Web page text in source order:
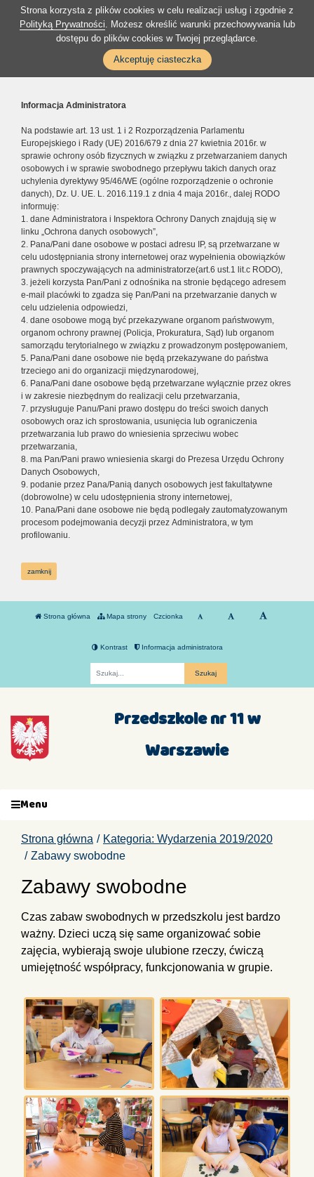
Strona korzysta z plików cookies w celu realizacji usług i zgodnie z
Polityką Prywatności. Możesz określić warunki przechowywania lub
dostępu do plików cookies w Twojej przeglądarce.
Akceptuję ciasteczka
Informacja Administratora
Na podstawie art. 13 ust. 1 i 2 Rozporządzenia Parlamentu
Europejskiego i Rady (UE) 2016/679 z dnia 27 kwietnia 2016r. w
sprawie ochrony osób fizycznych w związku z przetwarzaniem danych
osobowych i w sprawie swobodnego przepływu takich danych oraz
uchylenia dyrektywy 95/46/WE (ogólne rozporządzenie o ochronie
danych), Dz. U. UE. L. 2016.119.1 z dnia 4 maja 2016r., dalej RODO
informuję:
1. dane Administratora i Inspektora Ochrony Danych znajdują się w
linku „Ochrona danych osobowych”,
2. Pana/Pani dane osobowe w postaci adresu IP, są przetwarzane w
celu udostępniania strony internetowej oraz wypełnienia obowiązków
prawnych spoczywających na administratorze(art.6 ust.1 lit.c RODO),
3. jeżeli korzysta Pan/Pani z odnośnika na stronie będącego adresem
e-mail placówki to zgadza się Pan/Pani na przetwarzanie danych w
celu udzielenia odpowiedzi,
4. dane osobowe mogą być przekazywane organom państwowym,
organom ochrony prawnej (Policja, Prokuratura, Sąd) lub organom
samorządu terytorialnego w związku z prowadzonym postępowaniem,
5. Pana/Pani dane osobowe nie będą przekazywane do państwa
trzeciego ani do organizacji międzynarodowej,
6. Pana/Pani dane osobowe będą przetwarzane wyłącznie przez okres
i w zakresie niezbędnym do realizacji celu przetwarzania,
7. przysługuje Panu/Pani prawo dostępu do treści swoich danych
osobowych oraz ich sprostowania, usunięcia lub ograniczenia
przetwarzania lub prawo do wniesienia sprzeciwu wobec
przetwarzania,
8. ma Pan/Pani prawo wniesienia skargi do Prezesa Urzędu Ochrony
Danych Osobowych,
9. podanie przez Pana/Panią danych osobowych jest fakultatywne
(dobrowolne) w celu udostępnienia strony internetowej,
10. Pana/Pani dane osobowe nie będą podlegały zautomatyzowanym
procesom podejmowania decyzji przez Administratora, w tym
profilowaniu.
zamknij
Strona główna Mapa strony Czcionka
Kontrast Informacja administratora
Przedszkole nr 11 w
Warszawie
Menu
Strona główna
Kategoria: Wydarzenia 2019/2020
Zabawy swobodne
Zabawy swobodne
Czas zabaw swobodnych w przedszkolu jest bardzo
ważny. Dzieci uczą się same organizować sobie
zajęcia, wybierają swoje ulubione rzeczy, ćwiczą
umiejętność współpracy, funkcjonowania w grupie.